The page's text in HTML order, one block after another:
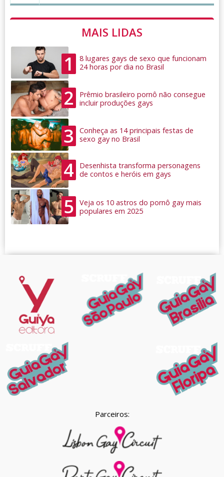
MAIS LIDAS
1
8 lugares gays de sexo que funcionam
24 horas por dia no Brasil
2
Prêmio brasileiro pornô não consegue
incluir produções gays
3
Conheça as 14 principais festas de
sexo gay no Brasil
4
Desenhista transforma personagens
de contos e heróis em gays
5
Veja os 10 astros do pornô gay mais
populares em 2025
Parceiros: